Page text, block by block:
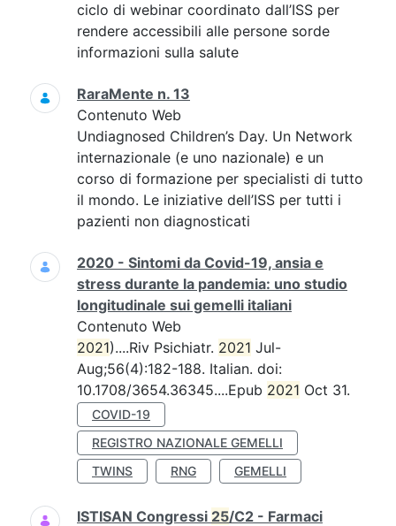
ciclo di webinar coordinato dall’ISS per
rendere accessibili alle persone sorde
informazioni sulla salute
RaraMente n. 13
Contenuto Web
Undiagnosed Children’s Day. Un Network
internazionale (e uno nazionale) e un
corso di formazione per specialisti di tutto
il mondo. Le iniziative dell’ISS per tutti i
pazienti non diagnosticati
2020 - Sintomi da Covid-19, ansia e
stress durante la pandemia: uno studio
longitudinale sui gemelli italiani
Contenuto Web
2021)....Riv Psichiatr. 2021 Jul-
Aug;56(4):182-188. Italian. doi:
10.1708/3654.36345....Epub 2021 Oct 31.
COVID-19
REGISTRO NAZIONALE GEMELLI
TWINS
RNG GEMELLI
ISTISAN Congressi 25/C2 - Farmaci